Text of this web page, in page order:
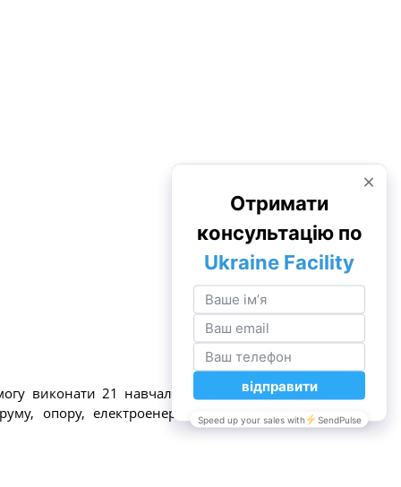
виконати 21 навчальний експеримент, що
опору, електроенергії, а також побудови